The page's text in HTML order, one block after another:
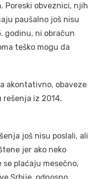
Poreski obveznici, njih
paušalno još nisu
godinu, ni obračun
teško mogu da
akontativno, obaveze
iz 2014.
još nisu poslali, ali
jer ako neko
se plaćaju mesečno,